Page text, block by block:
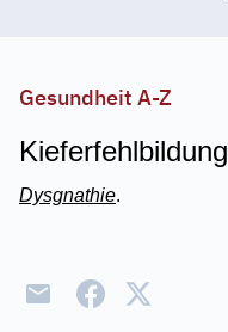
Gesundheit A-Z
Kieferfehlbildung
Dysgnathie.